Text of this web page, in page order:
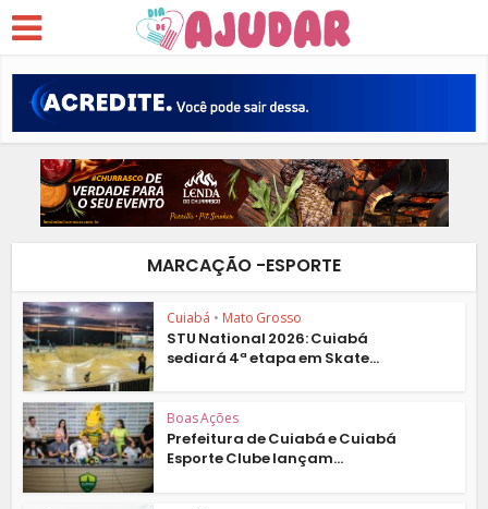
MARCAÇÃO -ESPORTE
Cuiabá • Mato Grosso
STU National 2026: Cuiabá
sediará 4ª etapa em Skate...
Boas Ações
Prefeitura de Cuiabá e Cuiabá
Esporte Clube lançam...